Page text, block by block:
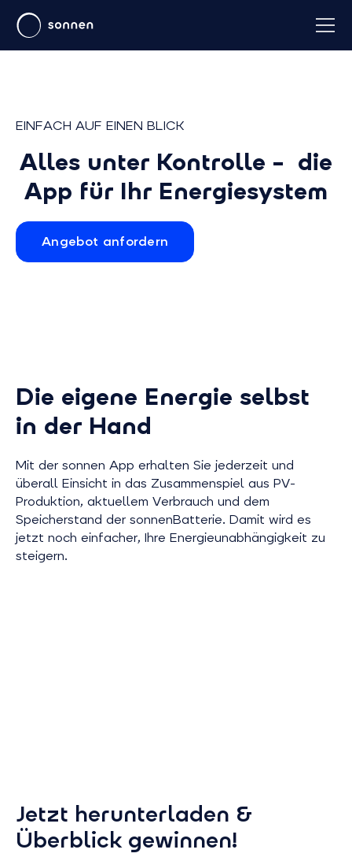
EINFACH AUF EINEN BLICK
Alles unter Kontrolle – die
App für Ihr Energiesystem
Angebot anfordern
Die eigene Energie selbst
in der Hand
Mit der sonnen App erhalten Sie jederzeit und
überall Einsicht in das Zusammenspiel aus PV-
Produktion, aktuellem Verbrauch und dem
Speicherstand der sonnenBatterie. Damit wird es
jetzt noch einfacher, Ihre Energieunabhängigkeit zu
steigern.
Jetzt herunterladen &
Überblick gewinnen!